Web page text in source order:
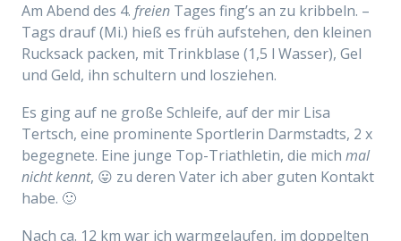
Am Abend des 4. freien Tages fing’s an zu kribbeln. –
Tags drauf (Mi.) hieß es früh aufstehen, den kleinen
Rucksack packen, mit Trinkblase (1,5 l Wasser), Gel
und Geld, ihn schultern und losziehen.
Es ging auf ne große Schleife, auf der mir Lisa
Tertsch, eine prominente Sportlerin Darmstadts, 2 x
begegnete. Eine junge Top-Triathletin, die mich mal
nicht kennt, 😛 zu deren Vater ich aber guten Kontakt
habe. 🙂
Nach ca. 12 km war ich warmgelaufen, im doppelten